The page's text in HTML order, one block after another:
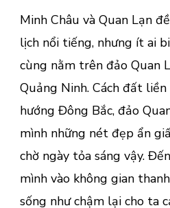
Minh Châu và Quan Lạn
lịch nổi tiếng, nhưng ít ai
cùng nằm trên đảo Quan
Quảng Ninh. Cách đất
hướng Đông Bắc, đảo
mình những nét đẹp ẩn
chờ ngày tỏa sáng vậy.
mình vào không gian
sống như chậm lại cho ta